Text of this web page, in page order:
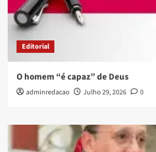
Editorial
O homem “é capaz” de Deus
adminredacao Julho 29, 2026 0